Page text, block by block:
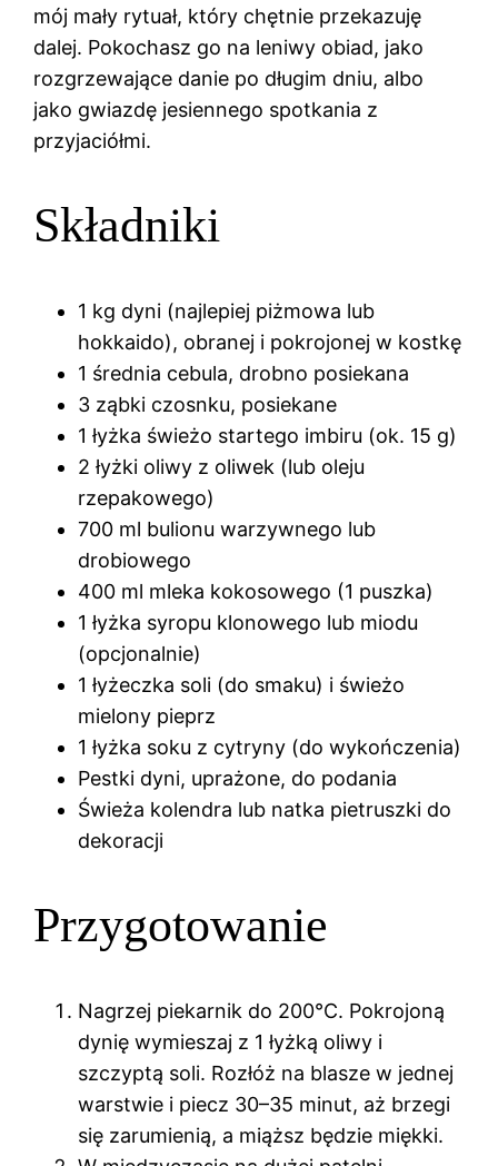
mój mały rytuał, który chętnie przekazuję
dalej. Pokochasz go na leniwy obiad, jako
rozgrzewające danie po długim dniu, albo
jako gwiazdę jesiennego spotkania z
przyjaciółmi.
Składniki
1 kg dyni (najlepiej piżmowa lub
hokkaido), obranej i pokrojonej w kostkę
1 średnia cebula, drobno posiekana
3 ząbki czosnku, posiekane
1 łyżka świeżo startego imbiru (ok. 15 g)
2 łyżki oliwy z oliwek (lub oleju
rzepakowego)
700 ml bulionu warzywnego lub
drobiowego
400 ml mleka kokosowego (1 puszka)
1 łyżka syropu klonowego lub miodu
(opcjonalnie)
1 łyżeczka soli (do smaku) i świeżo
mielony pieprz
1 łyżka soku z cytryny (do wykończenia)
Pestki dyni, uprażone, do podania
Świeża kolendra lub natka pietruszki do
dekoracji
Przygotowanie
Nagrzej piekarnik do 200°C. Pokrojoną
dynię wymieszaj z 1 łyżką oliwy i
szczyptą soli. Rozłóż na blasze w jednej
warstwie i piecz 30–35 minut, aż brzegi
się zarumienią, a miąższ będzie miękki.